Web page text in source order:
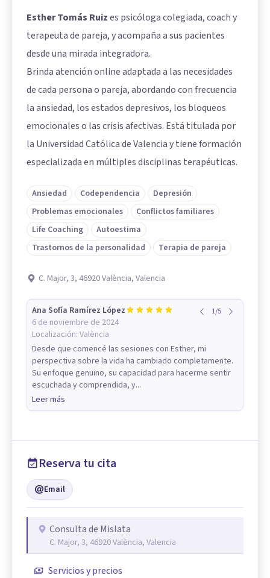
Esther Tomás Ruizes psicóloga colegiada, coach y
terapeuta de pareja, y acompaña a sus pacientes
desde una mirada integradora.
Brinda atención online adaptada a las necesidades
de cada persona o pareja, abordando con frecuencia
la ansiedad, los estados depresivos, los bloqueos
emocionales o las crisis afectivas. Está titulada por
la Universidad Católica de Valencia y tiene formación
especializada en múltiples disciplinas terapéuticas.
Ansiedad Codependencia
Depresión
Problemas emocionales
Conflictos familiares
Life Coaching
Autoestima
Trastornos de la personalidad
Terapia de pareja
C. Major, 3, 46920 València, Valencia
Ana Sofía Ramírez López
6 de noviembre de 2024
Localización: València
1/5
Desde que comencé las sesiones con Esther, mi
perspectiva sobre la vida ha cambiado completamente.
Su enfoque genuino, su capacidad para hacerme sentir
escuchada y comprendida, y...
Leer más
Reserva tu cita
Email
Consulta de Mislata
C. Major, 3, 46920 València, Valencia
Servicios y precios